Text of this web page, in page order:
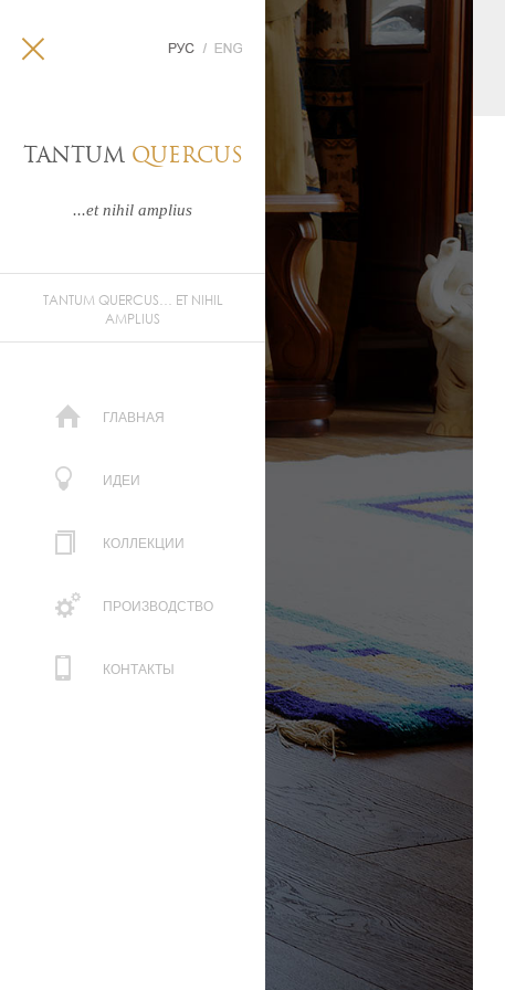
TANTUM QUERCUS
...et nihil amplius
TANTUM QUERCUS… ET NIHIL
AMPLIUS
ГЛАВНАЯ
ИДЕИ
КОЛЛЕКЦИИ
ПРОИЗВОДСТВО
КОНТАКТЫ